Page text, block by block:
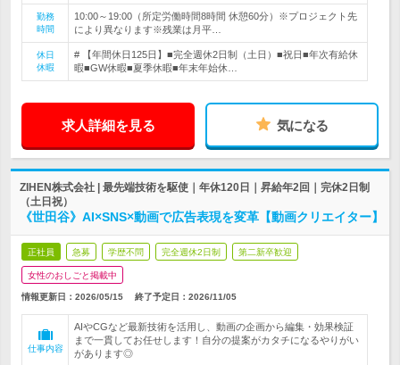
勤務
時間
10:00～19:00（所定労働時間8時間 休憩60分）※プロジェクト先
により異なります※残業は月平…
休日
休暇
# 【年間休日125日】■完全週休2日制（土日）■祝日■年次有給休
暇■GW休暇■夏季休暇■年末年始休…
求人詳細を見る 気になる
ZIHEN株式会社 | 最先端技術を駆使｜年休120日｜昇給年2回｜完休2日制
（土日祝）
《世田谷》AI×SNS×動画で広告表現を変革【動画クリエイター】
正社員 急募 学歴不問 完全週休2日制 第二新卒歓迎
女性のおしごと掲載中
情報更新日：2026/05/15 終了予定日： 2026/11/05
仕事内容
AIやCGなど最新技術を活用し、動画の企画から編集・効果検証
まで一貫してお任せします！自分の提案がカタチになるやりがい
があります◎